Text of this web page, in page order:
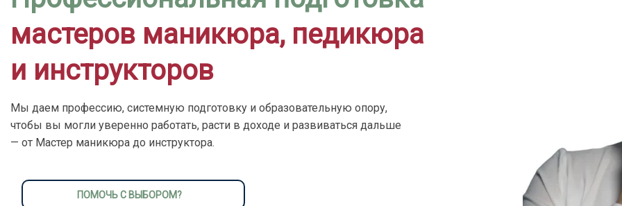
мастеров маникюра, педикюра
и инструкторов
Мы даем профессию, системную подготовку и образовательную опору,
чтобы вы могли уверенно работать, расти в доходе и развиваться дальше
— от Мастер маникюра до инструктора.
ПОМОЧЬ С ВЫБОРОМ?